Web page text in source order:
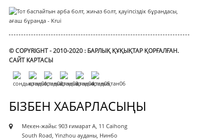
© COPYRIGHT - 2010-2020 : БАРЛЫҚ ҚҰҚЫҚТАР ҚОРҒАЛҒАН.
САЙТ КАРТАСЫ
БІЗБЕН ХАБАРЛАСЫҢЫ
Мекен-жайы: 903 ғимарат A, 11 Caihong
South Road, Yinzhou ауданы, Нинбо